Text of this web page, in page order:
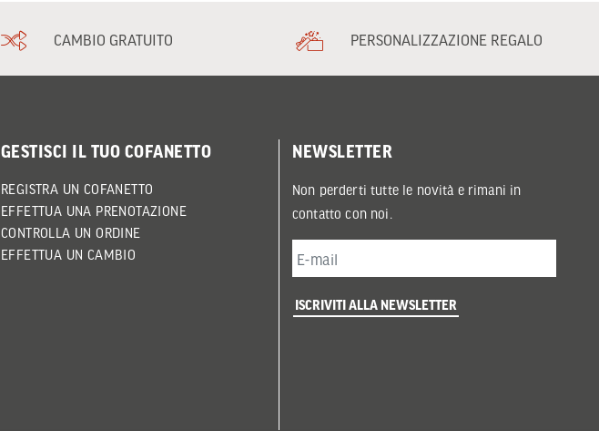
CAMBIO GRATUITO PERSONALIZZAZIONE REGALO
GESTISCI IL TUO COFANETTO
REGISTRA UN COFANETTO
EFFETTUA UNA PRENOTAZIONE
CONTROLLA UN ORDINE
EFFETTUA UN CAMBIO
NEWSLETTER
Non perderti tutte le novità e rimani in
contatto con noi.
ISCRIVITI ALLA NEWSLETTER